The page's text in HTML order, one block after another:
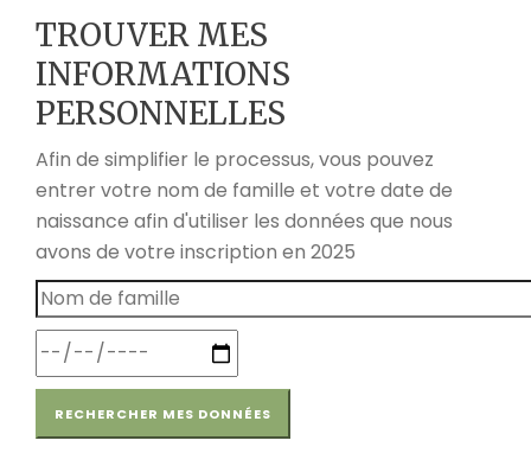
TROUVER MES
INFORMATIONS
PERSONNELLES
Afin de simplifier le processus, vous pouvez
entrer votre nom de famille et votre date de
naissance afin d'utiliser les données que nous
avons de votre inscription en 2025
RECHERCHER MES DONNÉES